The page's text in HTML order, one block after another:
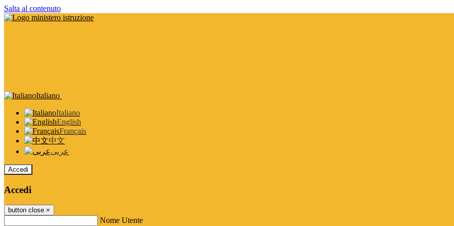
Salta al contenuto
Italiano
Italiano
English
Français
中文
عربى
Accedi
Accedi
button close ×
Nome Utente